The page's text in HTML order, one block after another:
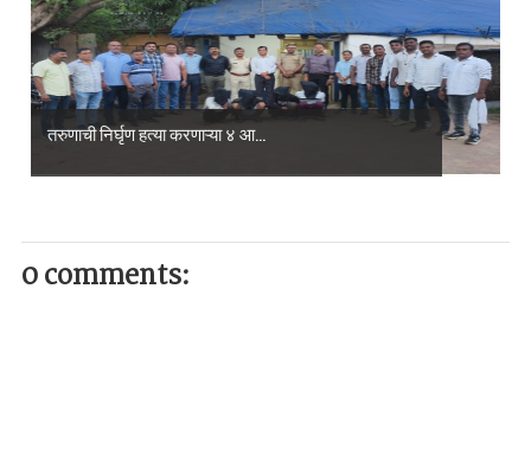
तरुणाची निर्घृण हत्या करणाऱ्या ४ आ...
0 comments: